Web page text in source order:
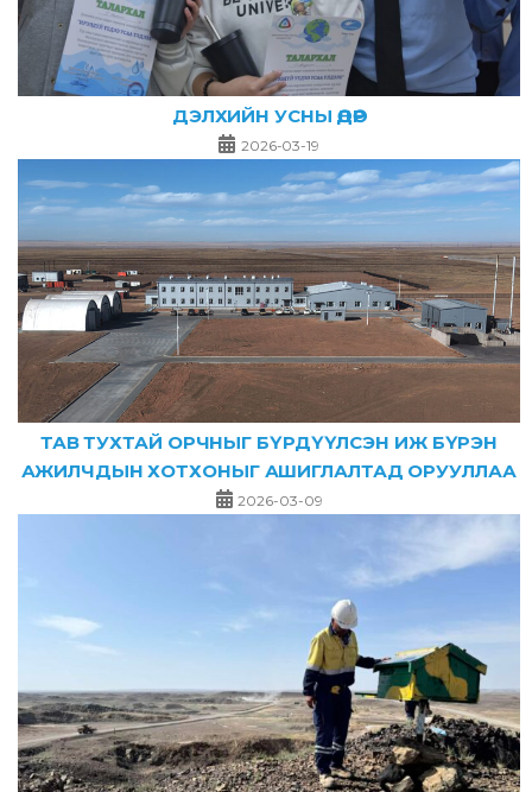
ДЭЛХИЙН УСНЫ ӨДӨР
2026-03-19
ТАВ ТУХТАЙ ОРЧНЫГ БҮРДҮҮЛСЭН ИЖ БҮРЭН
АЖИЛЧДЫН ХОТХОНЫГ АШИГЛАЛТАД ОРУУЛЛАА
2026-03-09